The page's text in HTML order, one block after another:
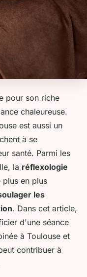
pour son riche
chaleureuse.
est aussi un
à se
santé. Parmi les
la réflexologie
en plus
les
. Dans cet article,
d'une séance
à Toulouse et
contribuer à